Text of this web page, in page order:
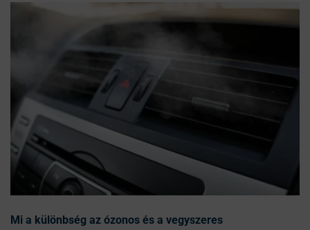
Mi a különbség az ózonos és a vegyszeres